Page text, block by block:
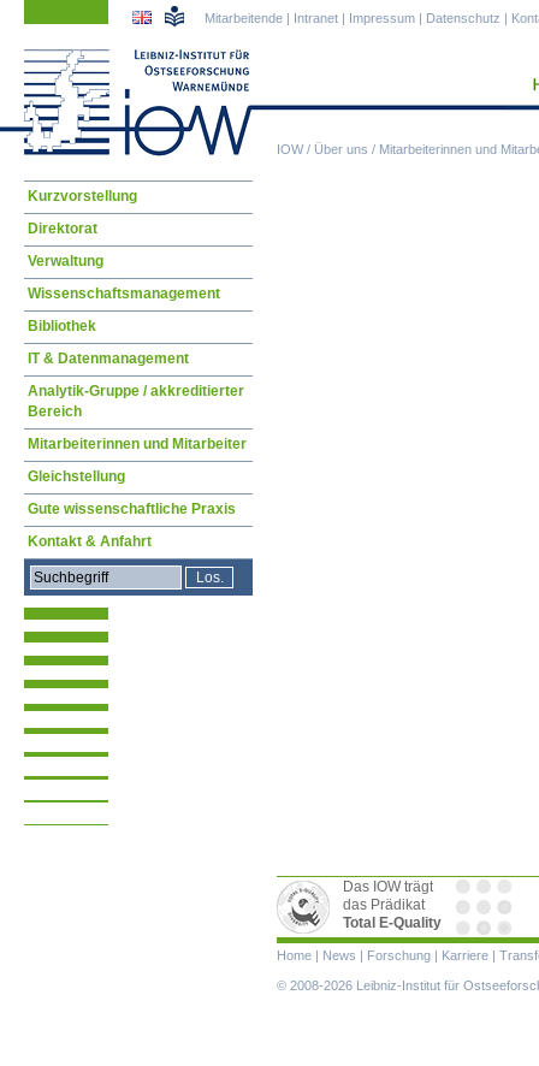
IOW/ Über uns / Mitarbeiterinnen und
Mitarbeitende | Intranet | Impressum | Datenschutz |
Navigation
Kurzvorstellung
Direktorat
Verwaltung
Wissenschaftsmanagement
Bibliothek
IT & Datenmanagement
Analytik-Gruppe / akkreditierter
Bereich
Mitarbeiterinnen und Mitarbeiter
Gleichstellung
Gute wissenschaftliche Praxis
Kontakt & Anfahrt
Das IOW trägt
das Prädikat
Total E-Quality
Navigation
überspringen
Home | News | Forschung | Karriere |
© 2008-2026 Leibniz-Institut für